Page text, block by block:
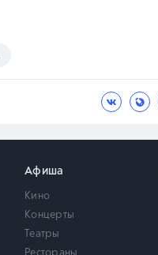
Афиша
Кино
Концерты
Театры